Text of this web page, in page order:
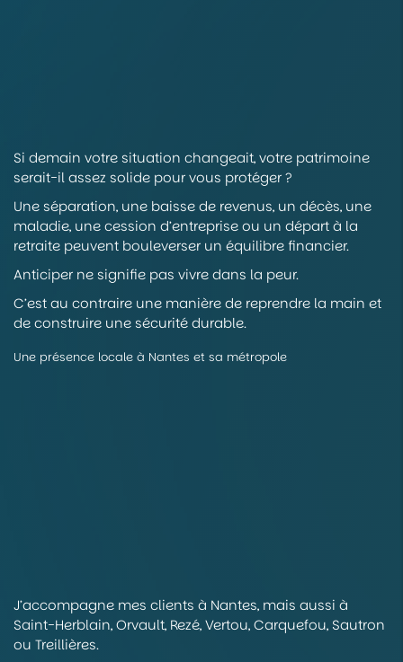
Si demain votre situation changeait, votre patrimoine
serait-il assez solide pour vous protéger ?
Une séparation, une baisse de revenus, un décès, une
maladie, une cession d’entreprise ou un départ à la
retraite peuvent bouleverser un équilibre financier.
Anticiper ne signifie pas vivre dans la peur.
C’est au contraire une manière de reprendre la main et
de construire une sécurité durable.
Une présence locale à Nantes et sa métropole
J’accompagne mes clients à Nantes, mais aussi à
Saint-Herblain, Orvault, Rezé, Vertou, Carquefou, Sautron
ou Treillières.